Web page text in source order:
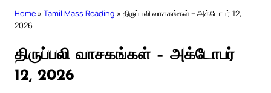
Home » Tamil Mass Reading » திருப்பலி வாசகங்கள் – அக்டோபர் 12,
2026
திருப்பலி வாசகங்கள் – அக்டோபர்
12, 2026